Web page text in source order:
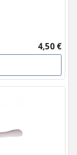
4,50 €